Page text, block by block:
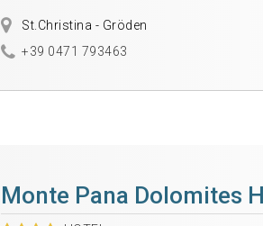
St.Christina - Gröden
+39 0471 793463
Monte Pana Dolomites